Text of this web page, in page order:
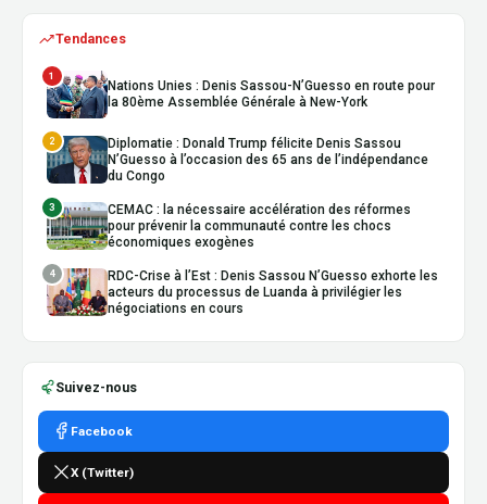
Tendances
1
Nations Unies : Denis Sassou-N’Guesso en route pour
la 80ème Assemblée Générale à New-York
2
Diplomatie : Donald Trump félicite Denis Sassou
N’Guesso à l’occasion des 65 ans de l’indépendance
du Congo
3
CEMAC : la nécessaire accélération des réformes
pour prévenir la communauté contre les chocs
économiques exogènes
4
RDC-Crise à l’Est : Denis Sassou N’Guesso exhorte les
acteurs du processus de Luanda à privilégier les
négociations en cours
Suivez-nous
Facebook
X (Twitter)